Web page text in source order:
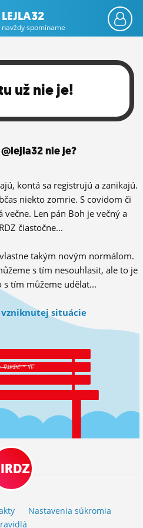
LEJLA32
navždy spomíname
už nie je!
nie je?
kontá sa registrujú a zanikajú.
niekto zomrie. S covidom či
večne. Len pán Boh je večný a
čiastočne...
takým novým normálom.
s tím nesouhlasit, ale to je
s tím můžeme udělat...
situácie
Nastavenia súkromia